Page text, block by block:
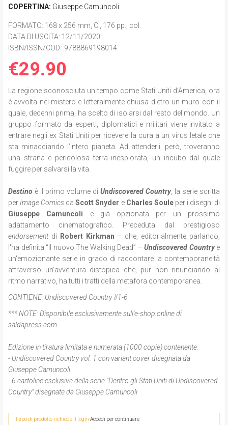
COPERTINA: Giuseppe Camuncoli
FORMATO: 168 x 256 mm, C., 176 pp., col.
DATA DI USCITA: 12/11/2020
ISBN/ISSN/COD.: 9788869198014
€29.90
La regione sconosciuta un tempo come Stati Uniti d’America, ora
è avvolta nel mistero e letteralmente chiusa dietro un muro con il
quale, decenni prima, ha scelto di isolarsi dal resto del mondo. Un
gruppo formato da esperti, diplomatici e militari viene invitato a
entrare negli ex Stati Uniti per ricevere la cura a un virus letale che
sta minacciando l’intero pianeta. Ad attenderli, però, troveranno
una strana e pericolosa terra inesplorata, un incubo dal quale
fuggire per salvarsi la vita.
Destino è il primo volume di Undiscovered Country, la serie scritta
per Image Comics da Scott Snyder e Charles Souleper i disegni di
Giuseppe Camuncoli e già opzionata per un prossimo
adattamento cinematografico.
Preceduta dal prestigioso
endorsementdi Robert Kirkman – che, editorialmente parlando,
l'ha definita “Il nuovo The Walking Dead” – Undiscovered Countryè
un'emozionante serie in grado di raccontare la contemporaneità
attraverso un'avventura distopica che, pur non rinunciando al
ritmo narrativo, ha tutti i tratti della metafora contemporanea.
CONTIENE: Undiscovered Country #1-6
*** NOTE:Disponibile esclusivamente sull'e-shop online di
saldapress.com
Edizione in tiratura limitata e numerata (1000 copie) contenente:
- Undiscovered Country vol. 1 con variant cover disegnata da
Giuseppe Camuncoli
- 6 cartoline esclusive della serie "Dentro gli Stati Uniti di Undiscovered
Country" disegnate da Giuseppe Camuncoli
Il tipo di prodotto richiede il login Accedi per continuare